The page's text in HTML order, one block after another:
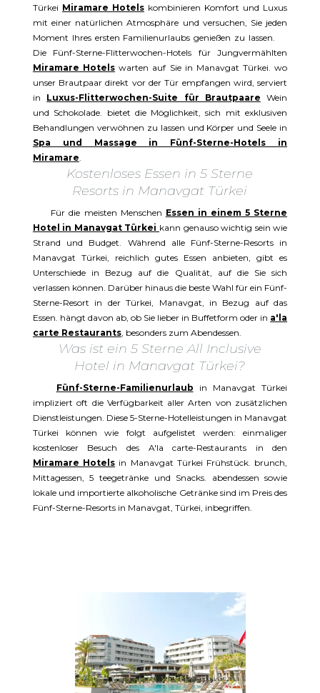
Türkei Miramare Hotelskombinieren Komfort und Luxus
mit einer natürlichen Atmosphäre und versuchen, Sie jeden
Moment Ihres ersten Familienurlaubs genießen zu lassen.
Die Fünf-Sterne-Flitterwochen-Hotels für Jungvermählten
Miramare Hotels warten auf Sie in Manavgat Türkei. wo
unser Brautpaar direkt vor der Tür empfangen wird, serviert
in Luxus-Flitterwochen-Suite für Brautpaare Wein
und Schokolade. bietet die Möglichkeit, sich mit exklusiven
Behandlungen verwöhnen zu lassen und Körper und Seele in
Spa und Massage in Fünf-Sterne-Hotels in
Miramare.
Kostenloses Essen in 5 Sterne
Resorts in Manavgat Türkei
Für die meisten Menschen Essen in einem 5 Sterne
Hotel in Manavgat Türkei kann genauso wichtig sein wie
Strand und Budget. Während alle Fünf-Sterne-Resorts in
Manavgat Türkei, reichlich gutes Essen anbieten, gibt es
Unterschiede in Bezug auf die Qualität, auf die Sie sich
verlassen können. Darüber hinaus die beste Wahl für ein Fünf-
Sterne-Resort in der Türkei, Manavgat, in Bezug auf das
Essen. hängt davon ab, ob Sie lieber in Buffetform oder in a'la
carte Restaurants, besonders zum Abendessen.
Was ist ein 5 Sterne All Inclusive
Hotel in Manavgat Türkei?
Fünf-Sterne-Familienurlaub in Manavgat Türkei
impliziert oft die Verfügbarkeit aller Arten von zusätzlichen
Dienstleistungen. Diese 5-Sterne-Hotelleistungen in Manavgat
Türkei können wie folgt aufgelistet werden: einmaliger
kostenloser Besuch des A'la carte-Restaurants in den
Miramare Hotels in Manavgat Türkei Frühstück. brunch,
Mittagessen, 5 teegetränke und Snacks. abendessen sowie
lokale und importierte alkoholische Getränke sind im Preis des
Fünf-Sterne-Resorts in Manavgat, Türkei, inbegriffen.